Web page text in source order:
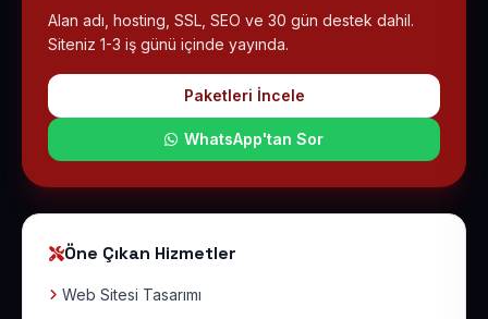
Alan adı, hosting, SSL, SEO ve 30 gün destek dahil.
Siteniz 1-3 iş günü içinde yayında.
Paketleri İncele
WhatsApp'tan Sor
Öne Çıkan Hizmetler
Web Sitesi Tasarımı